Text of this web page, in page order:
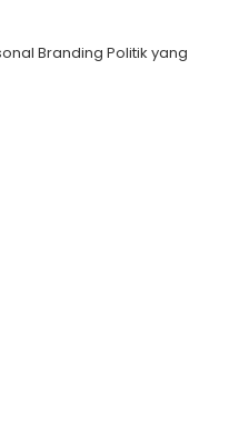
Branding Politik yang